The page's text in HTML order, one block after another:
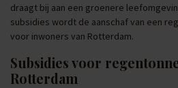
draagt bij aan een groenere
subsidies wordt de aanschaf van een
voor inwoners van Rotterdam.
Subsidies voor
Rotterdam